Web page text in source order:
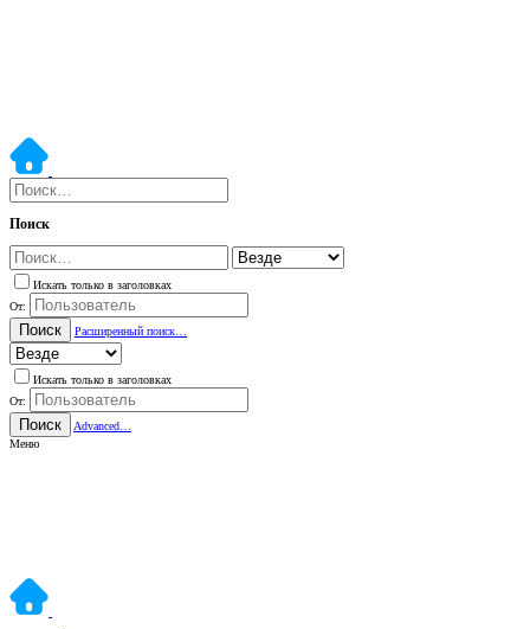
Поиск
Искать только в заголовках
От:
Поиск Расширенный поиск…
Искать только в заголовках
От:
Поиск
Advanced…
Меню